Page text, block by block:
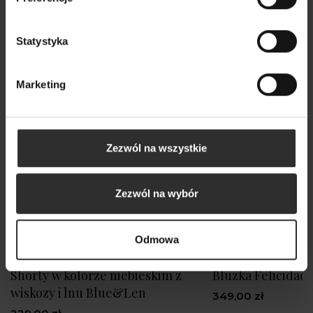
Statystyka
Marketing
Zezwól na wszystkie
Zezwól na wybór
Odmowa
Shorty w kolorze niebieskim z
wiskozy i lnu Blue&Len
Bluzka Felicidad
349,00 zł